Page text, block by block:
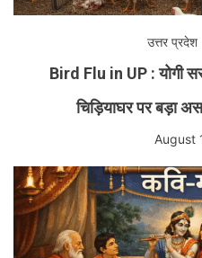
उत्तर प्रदेश
Bird Flu in UP : योगी
चिड़ियाघर पर बड़ा
August